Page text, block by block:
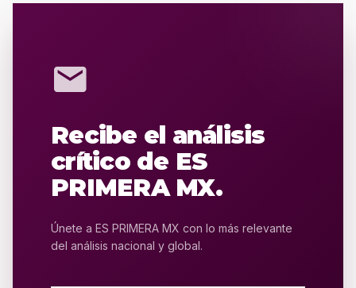
mail
Recibe el análisis
crítico de ES
PRIMERA MX.
Únete a ES PRIMERA MX con lo más relevante
del análisis nacional y global.